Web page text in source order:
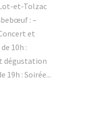
et-Tolzac
: –
et
10h :
dégustation
19h : Soirée...